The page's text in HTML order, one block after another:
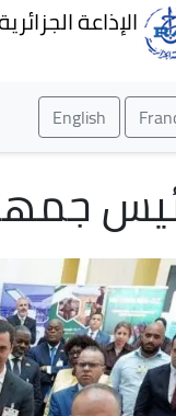
الإذاعة
English